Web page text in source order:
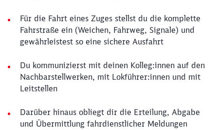
Für die Fahrt eines Zuges stellst du die komplette
Fahrstraße ein (Weichen, Fahrweg, Signale) und
gewährleistest so eine sichere Ausfahrt
Du kommunizierst mit deinen Kolleg:innen auf den
Nachbarstellwerken, mit Lokführer:innen und mit
Leitstellen
Darüber hinaus obliegt dir die Erteilung, Abgabe
und Übermittlung fahrdienstlicher Meldungen